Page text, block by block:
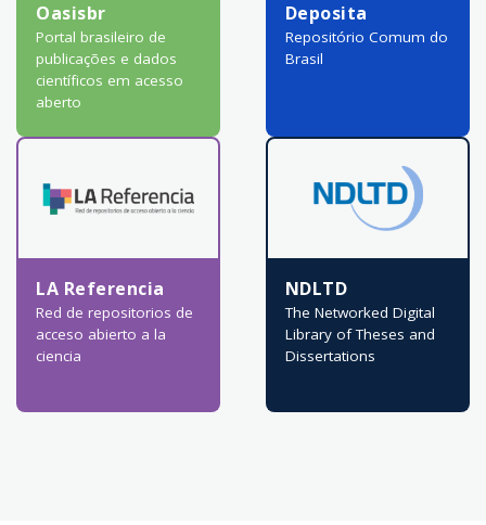
Oasisbr
Portal brasileiro de
publicações e dados
científicos em acesso
aberto
Deposita
Repositório Comum do
Brasil
LA Referencia
Red de repositorios de
acceso abierto a la
ciencia
NDLTD
The Networked Digital
Library of Theses and
Dissertations